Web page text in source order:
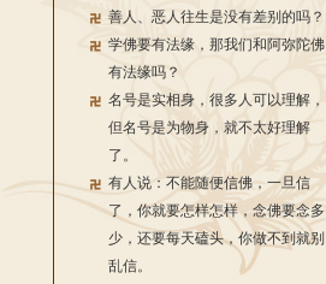
善人、恶人往生是没有差别的吗？
学佛要有法缘，那我们和阿弥陀佛
有法缘吗？
名号是实相身，很多人可以理解，
但名号是为物身，就不太好理解
了。
有人说：不能随便信佛，一旦信
了，你就要怎样怎样，念佛要念多
少，还要每天磕头，你做不到就别
乱信。